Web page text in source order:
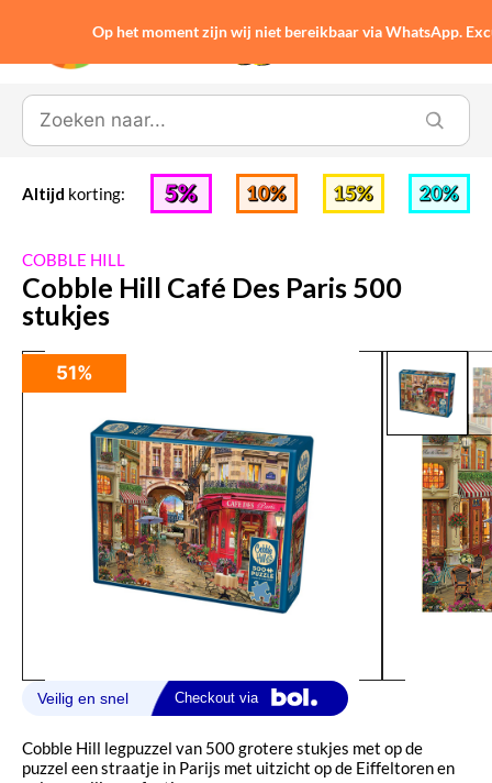
Altijd korting:
Cobble Hill legpuzzel van 500 grotere stukjes met op de
puzzel een straatje in Parijs met uitzicht op de Eiffeltoren en
COBBLE HILL
Cobble Hill Café Des Paris 500
stukjes
51%
Op het moment zijn wij niet bereikbaar via WhatsApp.